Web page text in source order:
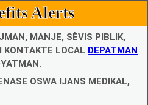
Alerts
MANJE, SÈVIS PIBLIK,
KONTAKTE LOCAL DEPATMAN
OSWA IJANS MEDIKAL,